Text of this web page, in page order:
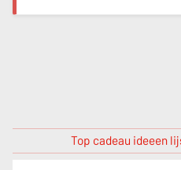
Top cadeau ideeen